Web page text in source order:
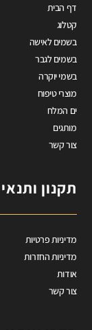
דף הבית
קטלוג
בשמים לאישה
בשמים לגבר
בשמי יוקרה
מוצרי טיפוח
ים המלח
מותגים
צור קשר
תקנון
מדיניות פרטיות
מדיניות החזרות
אודות
צור קשר